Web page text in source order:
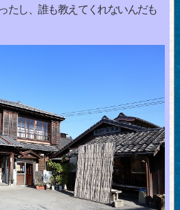
たし、誰も教えてくれないんだも